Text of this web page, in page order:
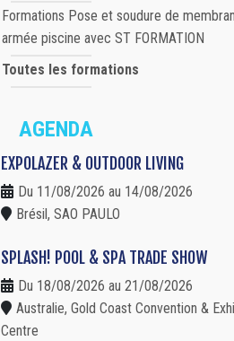
Formations Pose et soudure de
armée piscine avec ST FORMATION
Toutes les formations
AGENDA
EXPOLAZER & OUTDOOR LIVING
Du 11/08/2026 au 14/08/2026
Brésil, SAO PAULO
SPLASH! POOL & SPA TRADE SHOW
Du 18/08/2026 au 21/08/2026
Australie, Gold Coast Convention &
Centre